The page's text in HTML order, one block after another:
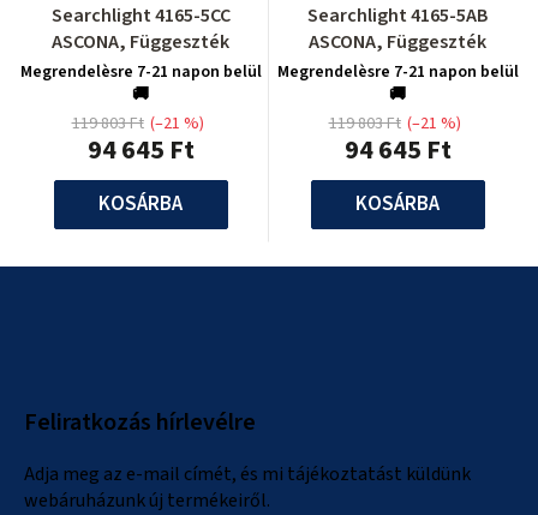
Searchlight 4165-5CC
ASCONA, Függeszték
Megrendelèsre 7-21 napon belül
🚚
94 645 Ft
119 803 Ft (–21 %)
KOSÁRBA
Searchlight 4165-5AB
ASCONA, Függeszték
Megrendelèsre 7-21 napon belül
🚚
94 645 Ft
119 803 Ft (–21 %)
KOSÁRBA
Feliratkozás hírlevélre
Adja meg az e-mail címét, és mi tájékoztatást küldünk
webáruházunk új termékeiről.